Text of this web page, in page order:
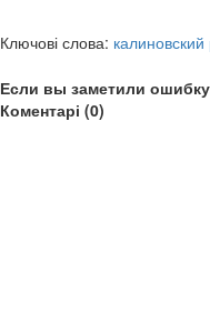
Ключові слова:
Если вы заметили
Коментарі (0)